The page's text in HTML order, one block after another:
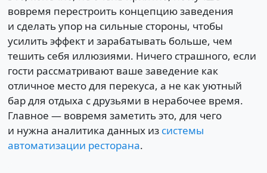
вовремя перестроить концепцию заведения
и сделать упор на сильные стороны, чтобы
усилить эффект и зарабатывать больше, чем
тешить себя иллюзиями. Ничего страшного, если
гости рассматривают ваше заведение как
отличное место для перекуса, а не как уютный
бар для отдыха с друзьями в нерабочее время.
Главное — вовремя заметить это, для чего
и нужна аналитика данных из системы
автоматизации ресторана.